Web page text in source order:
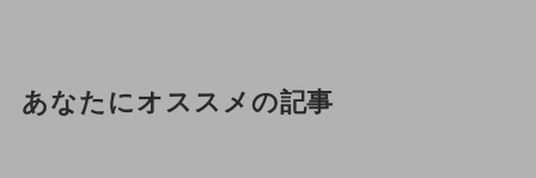
あなたにオススメの記事